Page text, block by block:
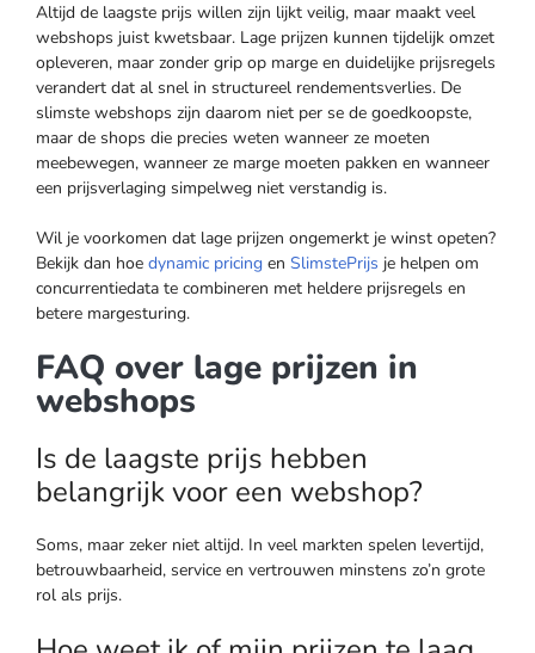
Altijd de laagste prijs willen zijn lijkt veilig, maar maakt veel
webshops juist kwetsbaar. Lage prijzen kunnen tijdelijk omzet
opleveren, maar zonder grip op marge en duidelijke prijsregels
verandert dat al snel in structureel rendementsverlies. De
slimste webshops zijn daarom niet per se de goedkoopste,
maar de shops die precies weten wanneer ze moeten
meebewegen, wanneer ze marge moeten pakken en wanneer
een prijsverlaging simpelweg niet verstandig is.
Wil je voorkomen dat lage prijzen ongemerkt je winst opeten?
Bekijk dan hoe dynamic pricing en SlimstePrijs je helpen om
concurrentiedata te combineren met heldere prijsregels en
betere margesturing.
FAQ over lage prijzen in
webshops
Is de laagste prijs hebben
belangrijk voor een webshop?
Soms, maar zeker niet altijd. In veel markten spelen levertijd,
betrouwbaarheid, service en vertrouwen minstens zo’n grote
rol als prijs.